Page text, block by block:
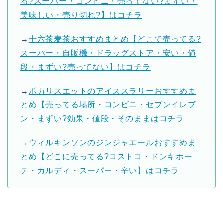
美味しい・売り切れ?】はコチラ
→ 十六茶麦茶おすすめまとめ【どこで売ってる?
スーパー・自販機・ドラッグストア・安い・値
段・まずい?売ってない】はコチラ
→ ポカリスエットのアイススラリーおすすめま
とめ【売ってる場所・コンビニ・セブンイレブ
ン・まずい?効果・値段・そのままはコチラ
→ ウィルキンソンのジンジャエールおすすめま
とめ【どこに売ってる?コストコ・ドンキホー
テ・カルディ・スーパー・辛い】はコチラ